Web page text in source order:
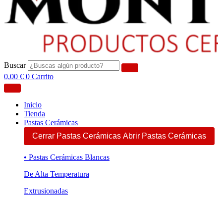
Buscar
0,00 € 0 Carrito
Inicio
Tienda
Pastas Cerámicas
Cerrar Pastas Cerámicas Abrir Pastas Cerámicas
• Pastas Cerámicas Blancas
De Alta Temperatura
Extrusionadas